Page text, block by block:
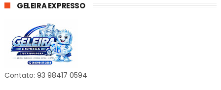
GELEIRA EXPRESSO
Contato: 93 98417 0594